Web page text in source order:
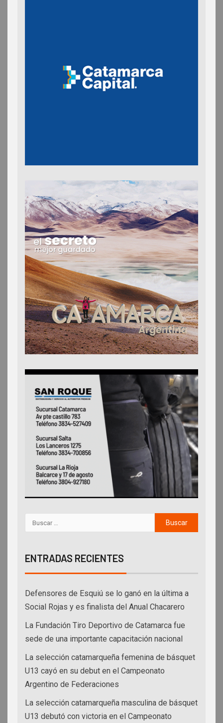
ENTRADAS RECIENTES
Defensores de Esquiú se lo ganó en la última a
Social Rojas y es finalista del Anual Chacarero
La Fundación Tiro Deportivo de Catamarca fue
sede de una importante capacitación nacional
La selección catamarqueña femenina de básquet
U13 cayó en su debut en el Campeonato
Argentino de Federaciones
La selección catamarqueña masculina de básquet
U13 debutó con victoria en el Campeonato